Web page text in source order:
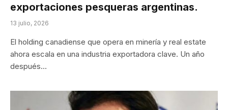
exportaciones pesqueras argentinas.
13 julio, 2026
El holding canadiense que opera en minería y real estate
ahora escala en una industria exportadora clave. Un año
después…